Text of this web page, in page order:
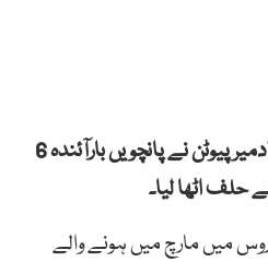
روسی صدرروس کے صدر ولادمیر پیوٹن نے پانچویں بارآئندہ 6
اٹھا لیا۔
میں مارچ میں ہونے والے